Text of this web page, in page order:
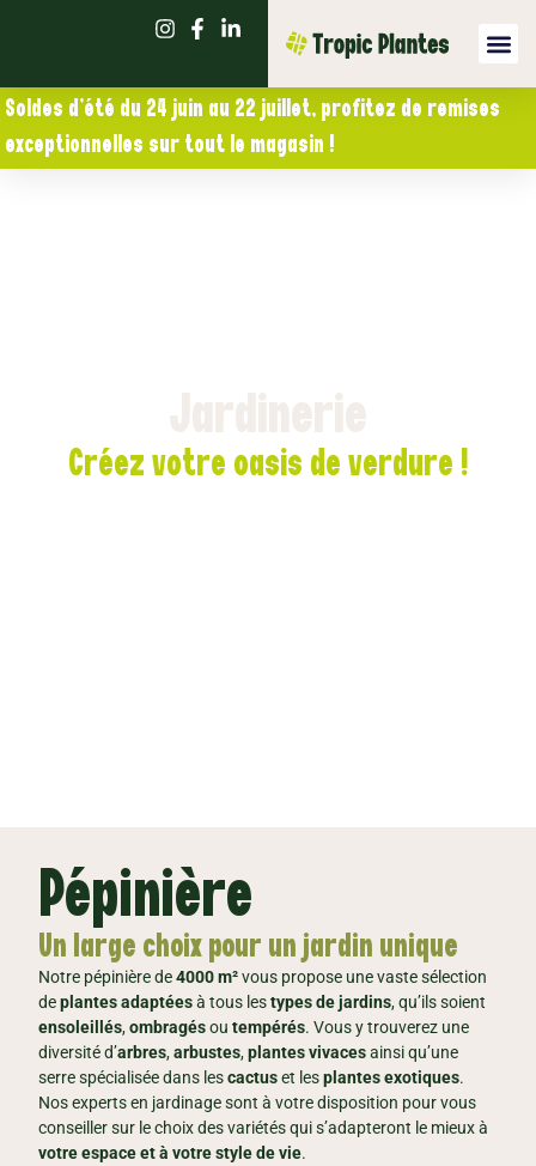
Soldes d’été du 24 juin au 22 juillet, profitez de remises
exceptionnelles sur tout le magasin !
Créez votre oasis de verdure !
Pépinière
Un large choix pour un jardin unique
Notre pépinière de4000 m²vous propose une vaste sélection
deplantes adaptéesà tous lestypes de jardins, qu’ils soient
ensoleillés,ombragésoutempérés. Vous y trouverez une
diversité d’arbres,arbustes,plantes vivacesainsi qu’une
serre spécialisée dans lescactuset lesplantes exotiques.
Nos experts en jardinage sont à votre disposition pour vous
conseiller sur le choix des variétés qui s’adapteront le mieux à
votre espace et à votre style de vie.